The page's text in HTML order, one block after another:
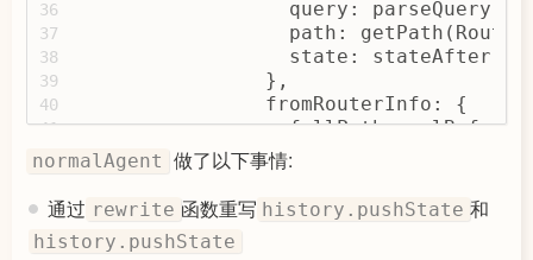
36
37
38
39
40
41
42
44
45
46
query:
path:
                  state: stateAfter,
                },
                fromRouterInfo: {
                  fullPath: urlBefore,
query:
path:
                  state: stateBefore,
                },
                eventType:
normalAgent 做了以下事情:
通过 rewrite 函数重写 history.pushState 和
history.pushState